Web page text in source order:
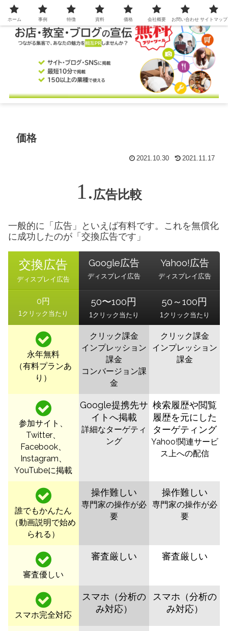
価格
2021.10.30 2021.11.17
広告比較
一般的に「広告」といえば有料です。これを無償化
に成功したのが「交換広告です」
交換広告
ディスプレイ広告
0円
1クリック当たり
永年無料
（有料プランあ
り）
参加サイト、
Twitter、
Facebook、
Instagram、
YouTubeに掲載
誰でもかんたん
（動画説明で始め
られる）
審査優しい
スマホ完全対応
Google広告
ディスプレイ広告
50〜100円
1クリック当たり
クリック課金
インプレッション
課金
コンバージョン課
金
Google提携先サ
イトへ掲載
詳細なターゲティ
ング
操作難しい
専門家の操作が必
要
審査厳しい
スマホ（分析の
み対応）
Yahoo!広告
ディスプレイ広告
50～100円
1クリック当たり
クリック課金
インプレッション
課金
検索履歴や閲覧
履歴を元にした
ターゲティング
Yahoo!関連サービ
ス上への配信
操作難しい
専門家の操作が必
要
審査厳しい
スマホ（分析の
み対応）
ホーム 事例 特徴 資料 価格 会社概要 お問い合わせ サイトマップ